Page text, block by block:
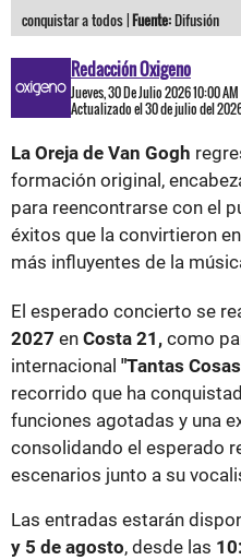
conquistar a todos |Fuente:Difusión
Redacción Oxigeno
Jueves, 30 De Julio 2026 10:00 AM
Actualizado el 30 de julio del
La Oreja de Van Gogh
formación original,
para reencontrarse con el
éxitos que la convirtieron
más influyentes de la
El esperado concierto se
2027 en Costa 21, como
internacional "Tantas
recorrido que ha
funciones agotadas y una
consolidando el esperado
escenarios junto a su
Las entradas estarán
y 5 de agosto, desde las